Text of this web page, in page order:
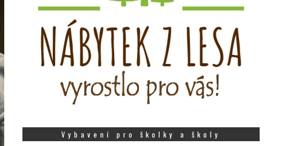
Vybavení pro školky a školy